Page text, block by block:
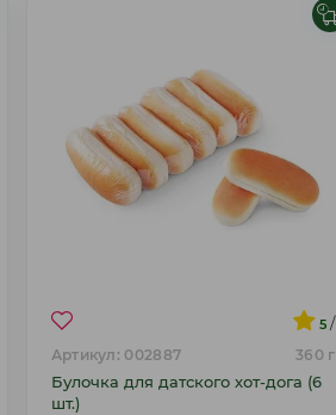
5 /
Артикул: 002887 360 г
Булочка для датского хот-дога (6
шт.)